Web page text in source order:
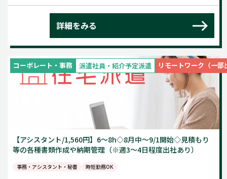
詳細をみる
コーポレート・事務 派遣社員・紹介予定派遣 リモートワーク（一部
【アシスタント/1,560円】6～8h◇8月中～9/1開始◇見積もり
等の各種書類作成や納期管理（※週3～4日程度出社あり）
事務・アシスタント・秘書 時短勤務OK